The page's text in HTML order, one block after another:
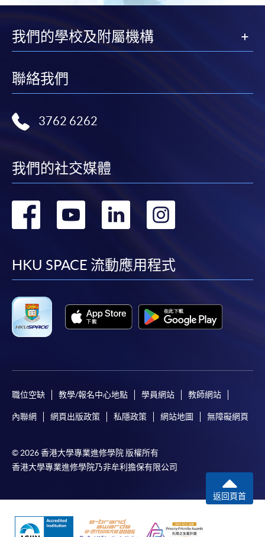
我們的學校及附屬機構
聯絡我們
3762 6262
我們的社交媒體
轉
facebook
轉
youtube
轉
linkedin
轉
HKU SPACE 流動應用程式
職位空缺 教學/報名中心地點 學員網站 教師網站
內聯網 網頁出版政策 私隱政策 網站地圖 無障礙網頁
© 2026 香港大學專業進修學院 版權所有
香港大學專業進修學院乃非牟利擔保有限公司
返回頁首